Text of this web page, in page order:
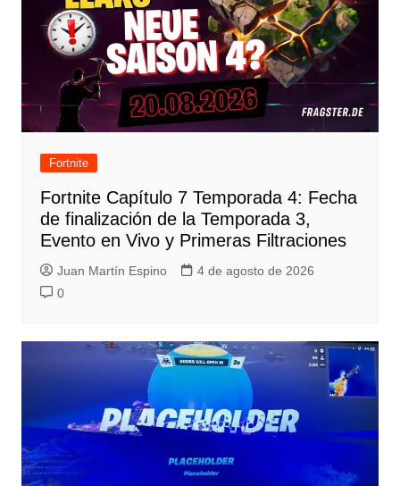
Fortnite
Fortnite Capítulo 7 Temporada 4: Fecha
de finalización de la Temporada 3,
Evento en Vivo y Primeras Filtraciones
Juan Martín Espino
4 de agosto de 2026
0